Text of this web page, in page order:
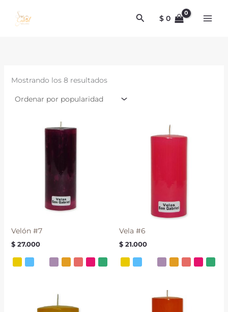
contenido
Buscar
$0
Mostrando los 8 resultados
popularidad
Velón #7
$27.000
Vela #6
$ 21.000